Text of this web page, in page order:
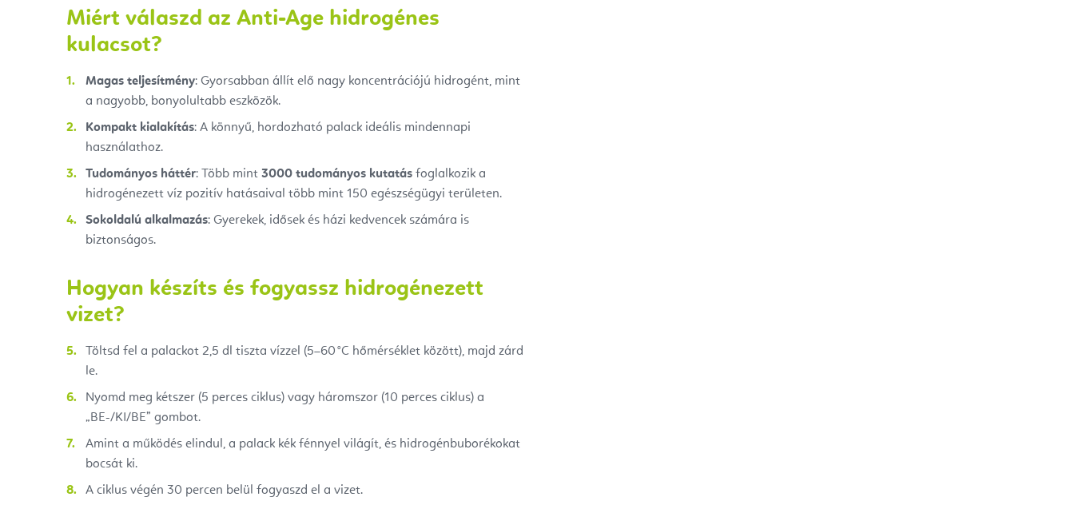
Miért válaszd az Anti-Age hidrogénes
kulacsot?
Magas teljesítmény: Gyorsabban állít elő nagy koncentrációjú hidrogént, mint
a nagyobb, bonyolultabb eszközök.
Kompakt kialakítás: A könnyű, hordozható palack ideális mindennapi
használathoz.
Tudományos háttér: Több mint 3000 tudományos kutatás foglalkozik a
hidrogénezett víz pozitív hatásaival több mint 150 egészségügyi területen.
Sokoldalú alkalmazás: Gyerekek, idősek és házi kedvencek számára is
biztonságos.
Hogyan készíts és fogyassz hidrogénezett
vizet?
Töltsd fel a palackot 2,5 dl tiszta vízzel (5–60 °C hőmérséklet között), majd zárd
le.
Nyomd meg kétszer (5 perces ciklus) vagy háromszor (10 perces ciklus) a
„BE-/KI/BE” gombot.
Amint a működés elindul, a palack kék fénnyel világít, és hidrogénbuborékokat
bocsát ki.
A ciklus végén 30 percen belül fogyaszd el a vizet.